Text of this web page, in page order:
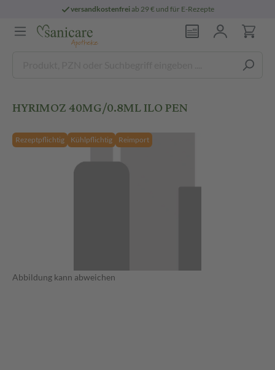
versandkostenfreiab 29 € und für E-Rezepte
HYRIMOZ 40MG/0.8ML ILO PEN
Rezeptpflichtig Kühlpflichtig Reimport
Abbildung kann abweichen